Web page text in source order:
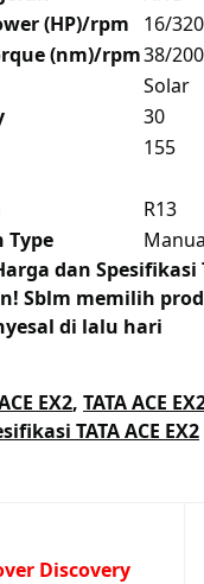
(HP)/rpm
16/
(nm)/rpm38/
Solar
30
155
R13
Type
dan Spesifikasi
Sblm memilih
di lalu hari
EX2, TATA ACE
TATA ACE EX2
Discovery